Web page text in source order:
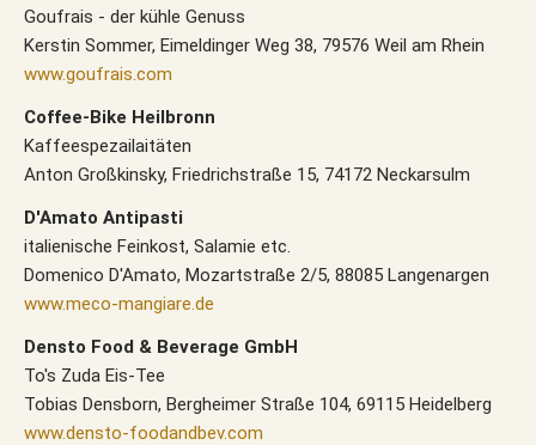
Goufrais - der kühle Genuss
Kerstin Sommer, Eimeldinger Weg 38, 79576 Weil am Rhein
www.goufrais.com
Coffee-Bike Heilbronn
Kaffeespezailaitäten
Anton Großkinsky, Friedrichstraße 15, 74172 Neckarsulm
D'Amato Antipasti
italienische Feinkost, Salamie etc.
Domenico D'Amato, Mozartstraße 2/5, 88085 Langenargen
www.meco-mangiare.de
Densto Food & Beverage GmbH
To's Zuda Eis-Tee
Tobias Densborn, Bergheimer Straße 104, 69115 Heidelberg
www.densto-foodandbev.com